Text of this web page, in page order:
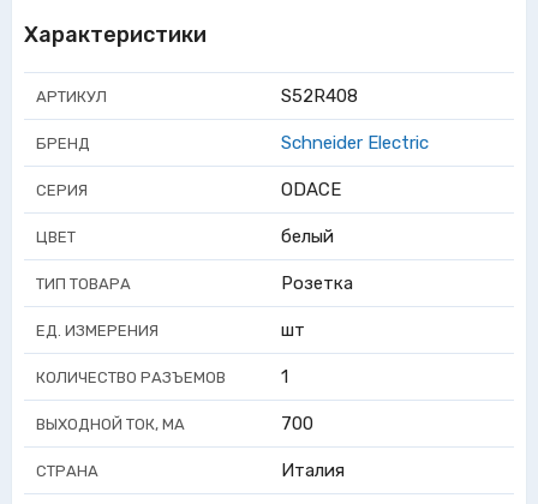
Характеристики
АРТИКУЛ S52R408
БРЕНД Schneider Electric
СЕРИЯ ODACE
ЦВЕТ белый
ТИП ТОВАРА Розетка
ЕД. ИЗМЕРЕНИЯ шт
КОЛИЧЕСТВО РАЗЪЕМОВ 1
ВЫХОДНОЙ ТОК, МА 700
СТРАНА Италия